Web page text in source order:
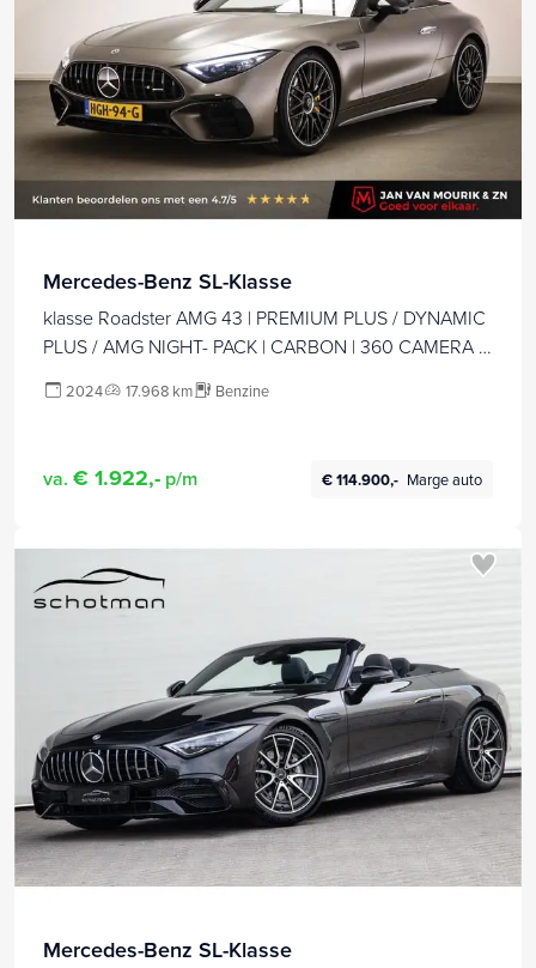
Mercedes-Benz SL-Klasse
klasse Roadster AMG 43 | PREMIUM PLUS / DYNAMIC
PLUS / AMG NIGHT- PACK | CARBON | 360 CAMERA |
2024 17.968 km Benzine
va. € 1.922,- p/m € 114.900,- Marge auto
Mercedes-Benz SL-Klasse